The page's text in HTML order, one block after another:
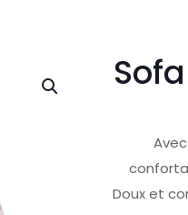
Doux et